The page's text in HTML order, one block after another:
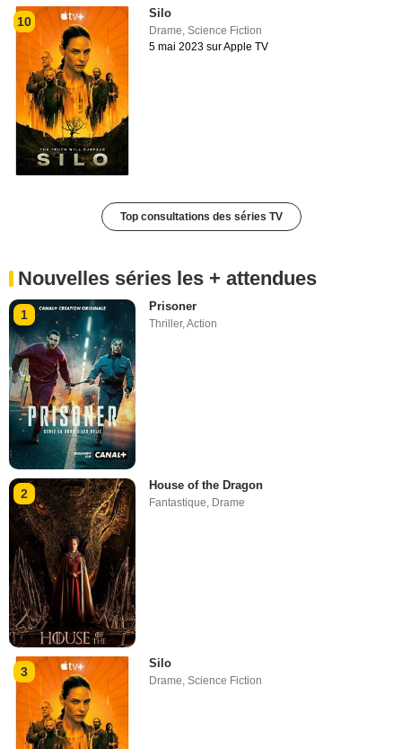
10
Silo
Drame,Science Fiction
5 mai 2023 sur Apple TV
Top consultations des séries TV
Nouvelles séries les + attendues
1
Prisoner
Thriller,Action
2
House of the Dragon
Fantastique Drame
3
Silo
Drame,Science Fiction